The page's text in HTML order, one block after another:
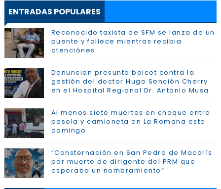
ENTRADAS POPULARES
Reconocido taxista de SFM se lanza de un
puente y fallece mientras recibia
atenciónes.
Denuncian presunto boicot contra la
gestión del doctor Hugo Sención Cherry
en el Hospital Regional Dr. Antonio Musa
Al menos siete muertos en choque entre
pasola y camioneta en La Romana este
domingo
“Consternación en San Pedro de Macorís
por muerte de dirigente del PRM que
esperaba un nombramiento”